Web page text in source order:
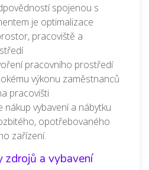
spojenou s
je optimalizace
pracoviště a
pracovního prostředí
výkonu zaměstnanců
pracovišti
vybavení a nábytku
opotřebovaného
zařízení.
zdrojů a vybavení